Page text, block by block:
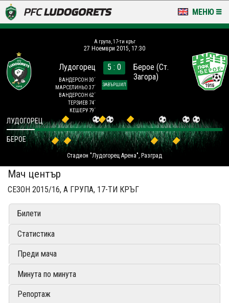
МЕНЮ
LUDOGORETS TV
НА ТЕРЕНА
КЛУБ
A група, 17-ти кръг
27 Ноември 2015, 17:30
Лудогорец
ВАНДЕРСОН 30´
МАРСЕЛИНЬО 37´
ВАНДЕРСОН 62´
ТЕРЗИЕВ 74´
КЕШЕРУ 79´
5 : 0
ЗАВЪРШИЛ
Берое (Ст.
Загора)
Стадион "Лудогорец Арена", Разград
ЛУДОГОРЕЦ
БЕРОЕ
Мач център
СЕЗОН 2015/16, A ГРУПА, 17-ТИ КРЪГ
Билети
Статистика
Преди мача
Минута по минута
Репортаж